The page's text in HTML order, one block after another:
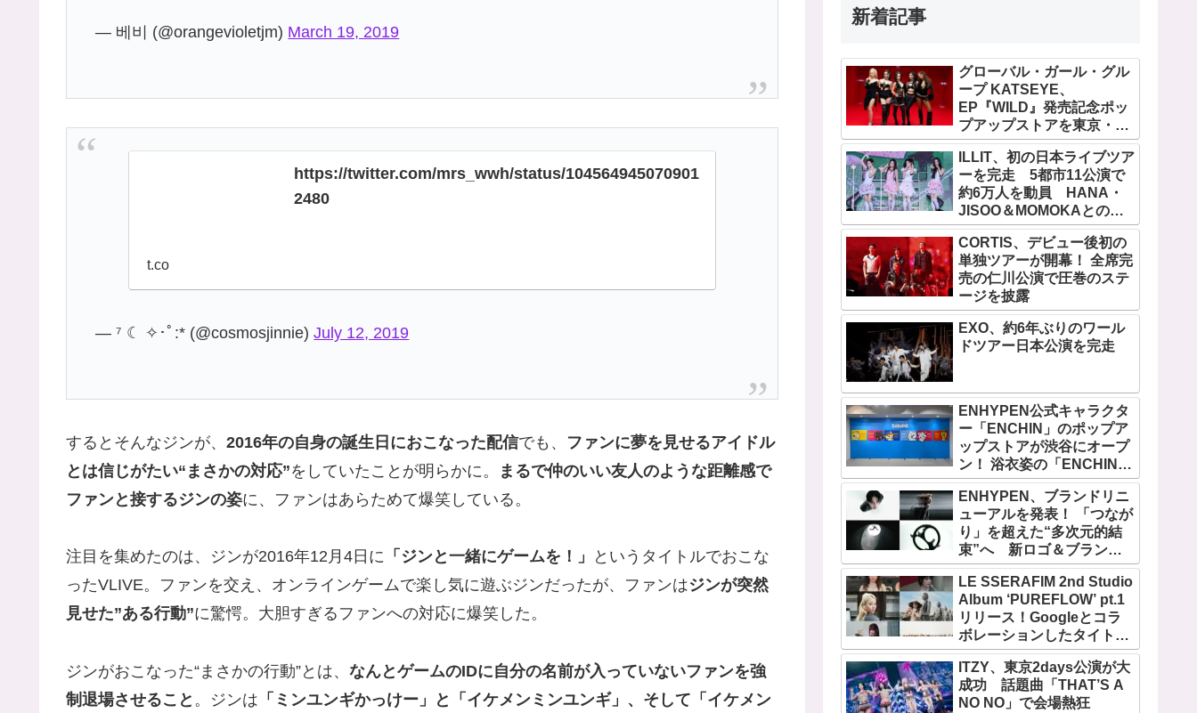
— 베비 (@orangevioletjm) March 19, 2019
https://twitter.com/mrs_wwh/status/104564945070901
2480
t.co
— ⁷ ☾ ✧･ﾟ:* (@cosmosjinnie)July 12, 2019
するとそんなジンが、 2016年の自身の誕生日におこなった配信でも、 ファンに夢を見せるアイドル
とは信じがたい“まさかの対応”をしていたことが明らかに。
まるで仲のいい友人のような距離感で
ファンと接するジンの姿に、ファンはあらためて爆笑している。
注目を集めたのは、ジンが2016年12月4日に 「ジンと一緒にゲームを！」
というタイトルでおこな
ったVLIVE。ファンを交え、オンラインゲームで楽し気に遊ぶジンだったが、ファンはジンが突然
見せた”ある行動”に驚愕。大胆すぎるファンへの対応に爆笑した。
ジンがおこなった“まさかの行動”とは、 なんとゲームのIDに自分の名前が入っていないファンを強
制退場させること 。ジンは 「ミンユンギかっけー」と「イケメンミンユンギ」、そして「イケメン
新着記事
グローバル・ガール・グル
ープ KATSEYE、
EP『WILD』発売記念ポッ
プアップストアを東京・原
宿で開催 限定グッズも登
場ILLIT、初の日本ライブツア
ーを完走 5都市11公演で
約6万人を動員 HANA・
JISOO＆MOMOKAとのス
ペシャルコラボも実現
CORTIS、デビュー後初の
単独ツアーが開幕！ 全席完
売の仁川公演で圧巻のステ
ージを披露
EXO、約6年ぶりのワール
ドツアー日本公演を完走
ENHYPEN公式キャラクタ
ー「ENCHIN」のポップア
ップストアが渋谷にオープ
ン！ 浴衣姿の「ENCHIN」
が登場
ENHYPEN、ブランドリニ
ューアルを発表！ 「つなが
り」を超えた“多次元的結
束”へ 新ロゴ＆ブランド
フィルム公開
LE SSERAFIM 2nd Studio
Album ‘PUREFLOW’ pt.1
リリース！Googleとコラ
ボレーションしたタイトル
曲「BOOMPALA」MVも公
開
ITZY、東京2days公演が大
成功 話題曲「THAT’S A
NO NO」で会場熱狂